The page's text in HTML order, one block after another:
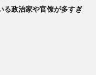
る政治家や官僚が多すぎ